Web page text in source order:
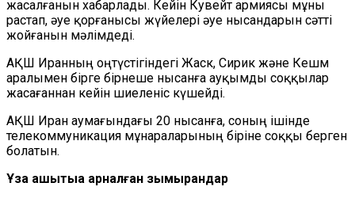
жасалғанын хабарлады. Кейін Кувейт армиясы мұны
растап, әуе қорғанысы жүйелері әуе нысандарын сәтті
жойғанын мәлімдеді.
АҚШ Иранның оңтүстігіндегі Жаск, Сирик және Кешм
аралымен бірге бірнеше нысанға ауқымды соққылар
жасағаннан кейін шиеленіс күшейді.
АҚШ Иран аумағындағы 20 нысанға, соның ішінде
телекоммуникация мұнараларының біріне соққы берген
болатын.
Ұзақ қашықтыққа арналған зымырандар